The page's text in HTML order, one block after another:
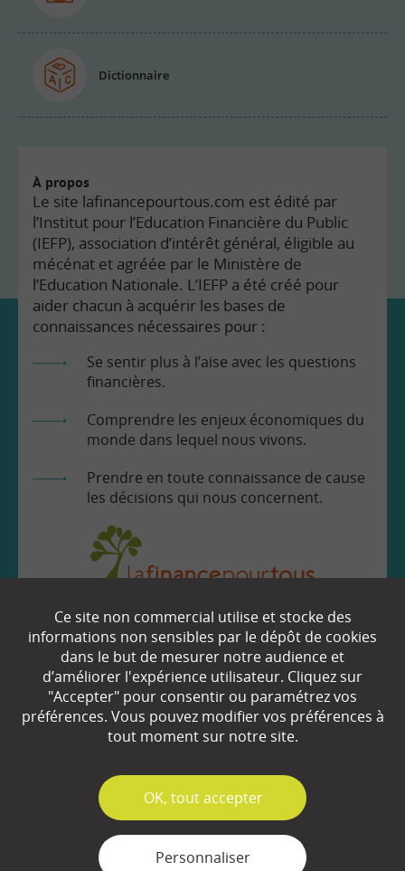
Dictionnaire
À propos
Le site lafinancepourtous.com est édité par
l’Institut pour l’Education Financière du Public
(IEFP), association d’intérêt général, éligible au
mécénat et agréée par le Ministère de
l’Education Nationale. L’IEFP a été créé pour
aider chacun à acquérir les bases de
connaissances nécessaires pour :
Se sentir plus à l’aise avec les questions
financières.
Comprendre les enjeux économiques du
monde dans lequel nous vivons.
Prendre en toute connaissance de cause
les décisions qui nous concernent.
EN SAVOIR
Qui sommes-nous ?
Partenaires
Plan du site
Ce site non commercial utilise et stocke des
informations non sensibles par le dépôt de cookies
dans le but de mesurer notre audience et
d’améliorer l'expérience utilisateur. Cliquez sur
"Accepter" pour consentir ou paramétrez vos
préférences. Vous pouvez modifier vos préférences à
tout moment sur notre site.
✓
OK, tout accepter
Personnaliser